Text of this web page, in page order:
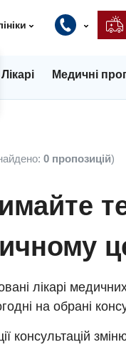
Лікарі Медичні
0 пропозицій)
лікарі
на обрані
консультацій